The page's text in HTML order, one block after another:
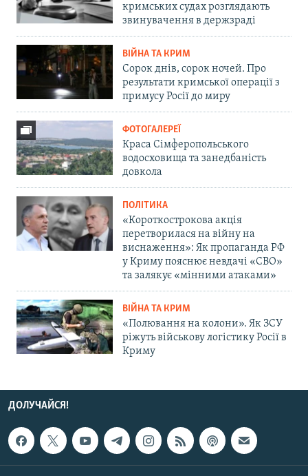
кримських судах розглядають
звинувачення в держзраді
ВІЙНА ТА КРИМ
Сорок днів, сорок ночей. Про
результати кримської операції з
примусу Росії до миру
ФОТОГАЛЕРЕЇ
Краса Сімферопольського
водосховища та занедбаність
довкола
ПОЛІТИКА
«Короткострокова акція
перетворилася на війну на
виснаження»: Як пропаганда РФ
у Криму пояснює невдачі «СВО»
та залякує «мінними атаками»
ВІЙНА ТА КРИМ
«Полювання на колони». Як ЗСУ
ріжуть військову логістику Росії в
Криму
ДОЛУЧАЙСЯ!